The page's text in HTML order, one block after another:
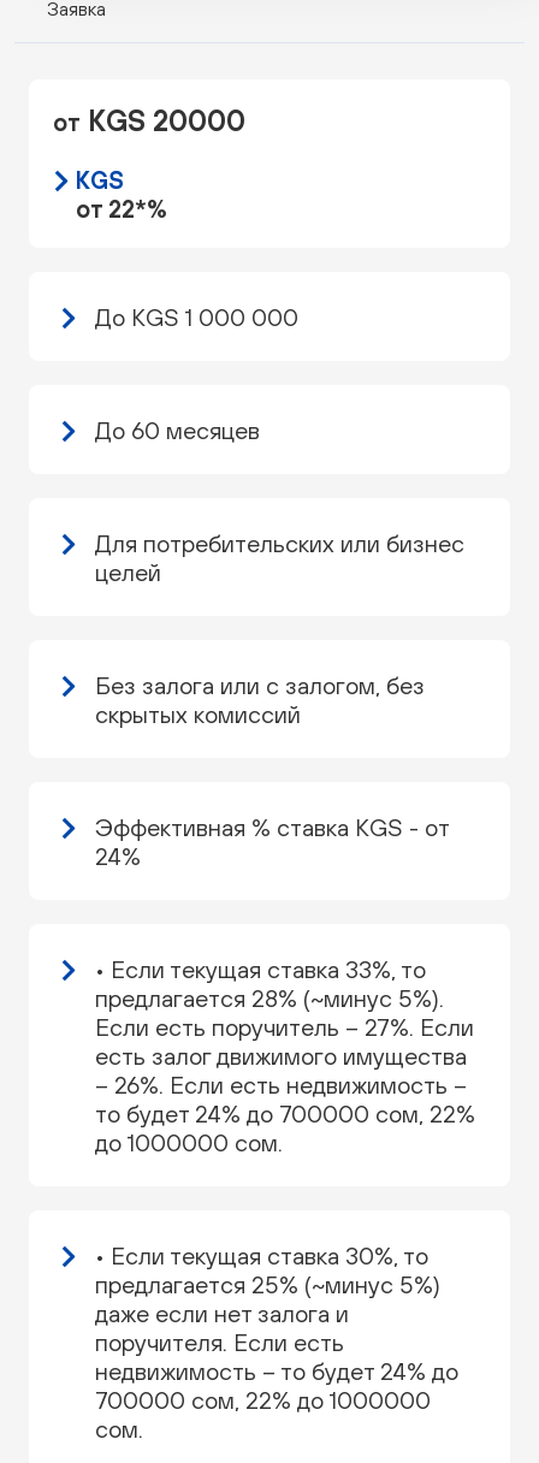
Заявка
от KGS 20000
KGS
от 22*%
До KGS 1 000 000
До 60 месяцев
Для потребительских или бизнес
целей
Без залога или с залогом, без
скрытых комиссий
Эффективная % ставка KGS - от
24%
• Если текущая ставка 33%, то
предлагается 28% (~минус 5%).
Если есть поручитель – 27%. Если
есть залог движимого имущества
– 26%. Если есть недвижимость –
то будет 24% до 700000 сом, 22%
до 1000000 сом.
• Если текущая ставка 30%, то
предлагается 25% (~минус 5%)
даже если нет залога и
поручителя. Если есть
недвижимость – то будет 24% до
700000 сом, 22% до 1000000
сом.